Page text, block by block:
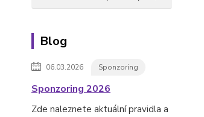
Blog
06.03.2026 Sponzoring
Sponzoring 2026
Zde naleznete aktuální pravidla a